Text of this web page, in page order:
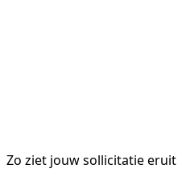
Zo ziet jouw sollicitatie eruit